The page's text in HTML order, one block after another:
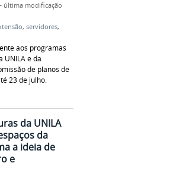
última modificação
, servidores,
aos programas
UNILA e da
de planos de
23 de julho.
da UNILA
da
a ideia de
e